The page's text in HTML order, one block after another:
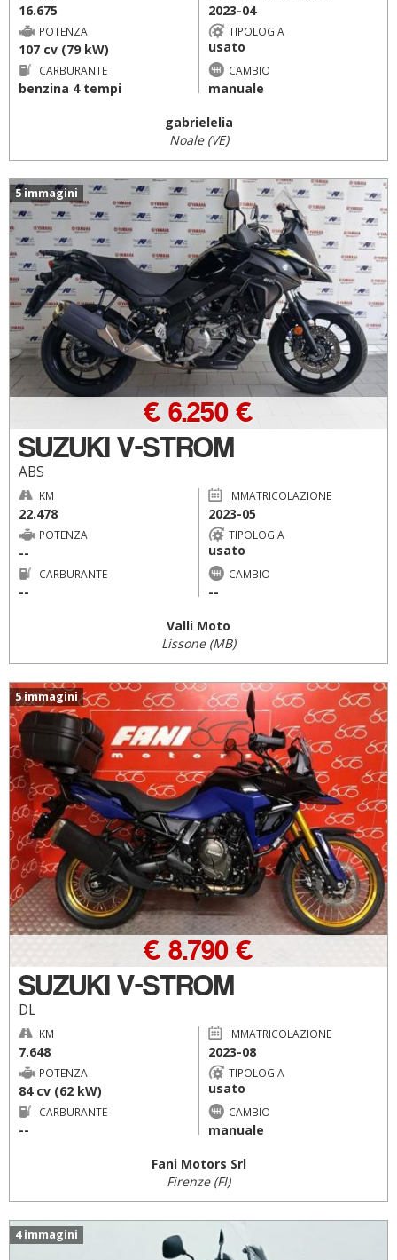
16.675 2023-04
POTENZA
107 cv (79 kW)
TIPOLOGIA
usato
CARBURANTE
benzina 4 tempi
CAMBIO
manuale
gabrielelia
Noale (VE)
5 immagini
SUZUKI V-STROM
ABS
€ 6.250 €
KM
22.478
IMMATRICOLAZIONE
2023-05
POTENZA
--
TIPOLOGIA
usato
CARBURANTE
--
CAMBIO
--
Valli Moto
Lissone (MB)
5 immagini
SUZUKI V-STROM
DL
€ 8.790 €
KM
7.648
IMMATRICOLAZIONE
2023-08
POTENZA
84 cv (62 kW)
TIPOLOGIA
usato
CARBURANTE
--
CAMBIO
manuale
Fani Motors Srl
Firenze (FI)
4 immagini